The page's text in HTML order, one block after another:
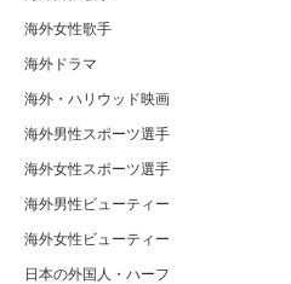
海外女性歌手
海外ドラマ
海外・ハリウッド映画
海外男性スポーツ選手
海外女性スポーツ選手
海外男性ビューティー
海外女性ビューティー
日本の外国人・ハーフ